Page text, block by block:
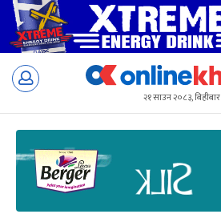
Skip
२१ साउन २०८३, बिहीबार